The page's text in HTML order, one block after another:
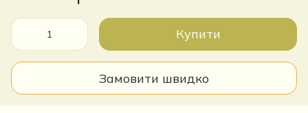
Купити
Замовити швидко